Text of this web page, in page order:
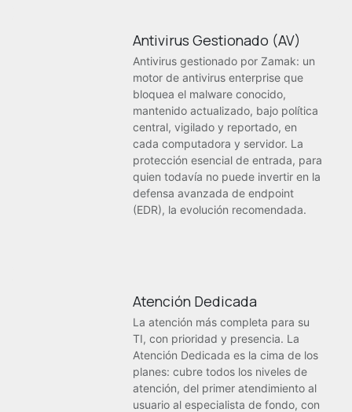
Antivirus Gestionado (AV)
Antivirus gestionado por Zamak: un
motor de antivirus enterprise que
bloquea el malware conocido,
mantenido actualizado, bajo política
central, vigilado y reportado, en
cada computadora y servidor. La
protección esencial de entrada, para
quien todavía no puede invertir en la
defensa avanzada de endpoint
(EDR), la evolución recomendada.
Atención Dedicada
La atención más completa para su
TI, con prioridad y presencia. La
Atención Dedicada es la cima de los
planes: cubre todos los niveles de
atención, del primer atendimiento al
usuario al especialista de fondo, con